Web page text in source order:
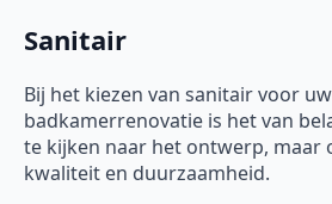
Sanitair
Bij het kiezen van sanitair voor uw
badkamerrenovatie is het van
te kijken naar het ontwerp, maar
kwaliteit en duurzaamheid.